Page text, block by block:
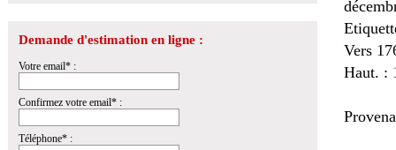
Demande d'estimation en ligne :
Votre email* :
Confirmez votre email* :
Téléphone* :
Vers
Haut. :